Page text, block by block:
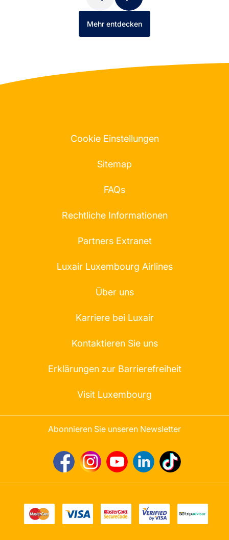
Mehr entdecken
Cookie Einstellungen
Sitemap
FAQs
Rechtliche Informationen
Partners Extranet
Luxair Luxembourg Airlines
Über uns
Karriere bei Luxair
Kontaktieren Sie uns
Erklärungen zur Barrierefreiheit
Visit Luxembourg
Abonnieren Sie unseren Newsletter